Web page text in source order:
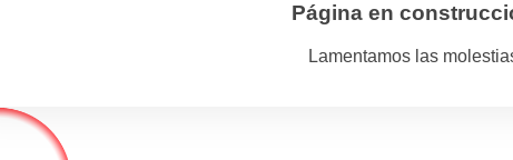
Página en
Lamentamos las